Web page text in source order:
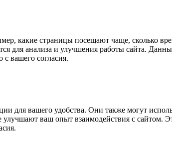
какие страницы посещают чаще, сколько
для анализа и улучшения работы сайта.
вашего согласия.
вашего удобства. Они также могут
ваш опыт взаимодействия с сайтом.